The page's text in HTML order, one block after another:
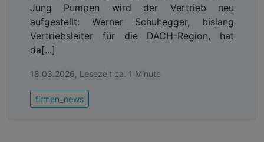
Jung Pumpen wird der Vertrieb neu
aufgestellt: Werner Schuhegger, bislang
Vertriebsleiter für die DACH-Region, hat
da[...]
18.03.2026, Lesezeit ca. 1 Minute
firmen_news